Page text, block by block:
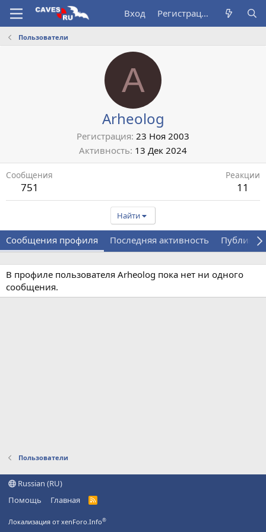
Вход Регистрация
Пользователи
A
Arheolog
Регистрация 23 Ноя 2003
Активность 13 Дек 2024
Сообщения
751
Реакции
11
Найти
Сообщения профиля Последняя активность
В профиле пользователя Arheolog пока нет ни одного
сообщения.
Пользователи
Russian (RU)
Помощь
Главная
R
Локализация от xenForo.Info®